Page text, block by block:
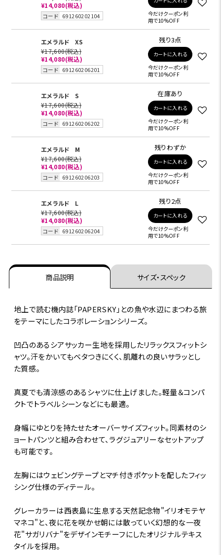
¥14,080(税込)
コード 691260202104
今だけクーポン利
用で10%OFF
エメラルド
XS
¥17,600(税込)
¥14,080(税込)
コード 691260206201
残り3点
カートに入れる
今だけクーポン利
用で10%OFF
エメラルド
S
¥17,600(税込)
¥14,080(税込)
コード 691260206202
在庫あり
カートに入れる
今だけクーポン利
用で10%OFF
エメラルド
M
¥17,600(税込)
¥14,080(税込)
コード 691260206203
残りわずか
カートに入れる
今だけクーポン利
用で10%OFF
エメラルド
L
¥17,600(税込)
¥14,080(税込)
コード 691260206204
残り2点
カートに入れる
今だけクーポン利
用で10%OFF
商品説明 サイズ・スペック
地上で読む機内誌「PAPERSKY」との魚や水辺にまつわる旅
をテーマにしたコラボレーションシリーズ。
凹凸のあるシアサッカー生地を採用したリラックスフィットシ
ャツ。汗をかいてもベタつきにくく、肌離れの良いサラッとし
た質感。
真夏でも清涼感のあるシャツに仕上げました。軽量＆コンパ
クトでトラベルシーンなどにも最適。
身幅にゆとりを持たせたオーバーサイズフィット。同素材のシ
ョートパンツと組み合わせて、ラグジュアリーなセットアップ
も可能です。
左胸にはウェビングテープとマチ付きポケットを配したフィッ
シング仕様のディテール。
グレーカラーは西表島に生息する天然記念物"イリオモテヤ
マネコ"と、夜に花を咲かせ朝には散っていく幻想的な一夜
花"サガリバナ"をデザインモチーフにしたオリジナルテキス
タイルを採用。